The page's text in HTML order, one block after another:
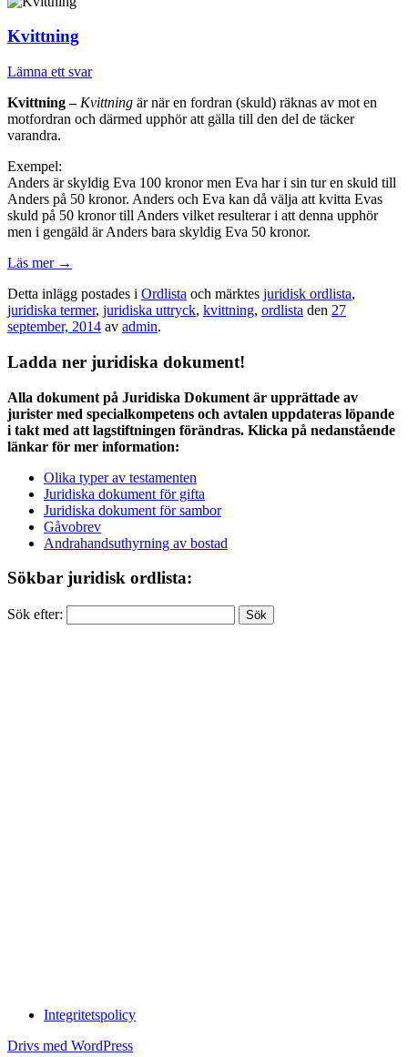
Kvittning
Lämna ett svar
Kvittning – Kvittning är när en fordran (skuld) räknas av mot en
motfordran och därmed upphör att gälla till den del de täcker
varandra.
Exempel:
Anders är skyldig Eva 100 kronor men Eva har i sin tur en skuld till
Anders på 50 kronor. Anders och Eva kan då välja att kvitta Evas
skuld på 50 kronor till Anders vilket resulterar i att denna upphör
men i gengäld är Anders bara skyldig Eva 50 kronor.
Läs mer →
Detta inlägg postades i Ordlista och märktes juridisk ordlista,
juridiska termer, juridiska uttryck, kvittning, ordlista den 27
september, 2014 av admin.
Ladda ner juridiska dokument!
Alla dokument på Juridiska Dokument är upprättade av
jurister med specialkompetens och avtalen uppdateras löpande
i takt med att lagstiftningen förändras. Klicka på nedanstående
länkar för mer information:
Olika typer av testamenten
Juridiska dokument för gifta
Juridiska dokument för sambor
Gåvobrev
Andrahandsuthyrning av bostad
Sökbar juridisk ordlista:
Sök efter:
Integritetspolicy
Drivs med WordPress